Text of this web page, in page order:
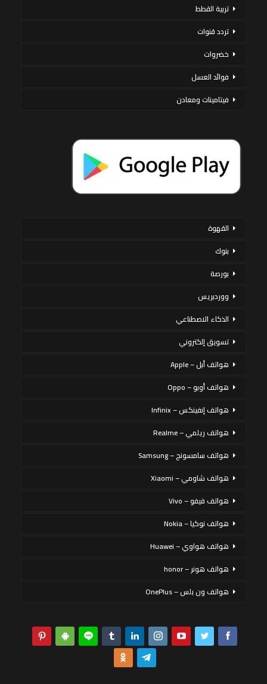
تربية القطط
تردد قنوات
خضروات
فوائد العسل
فيتامينات ومعادن
القهوة
بنوك
بورصة
ووردبريس
الذكاء الاصطناعي
تسويق إلكتروني
هواتف أبل – Apple
هواتف أوبو – Oppo
هواتف إنفينكس – Infinix
هواتف ريلمي – Realme
هواتف سامسونج – Samsung
هواتف شاومي – Xiaomi
هواتف فيفو – Vivo
هواتف نوكيا – Nokia
هواتف هواوي – Huawei
هواتف هونر – honor
هواتف ون بلس – OnePlus